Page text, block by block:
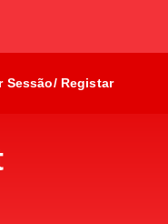
Sessão/ Registar